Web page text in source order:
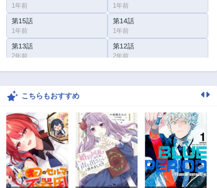
1年前 1年前
第15話
1年前
第14話
1年前
第13話
2年前
第12話
2年前
第11話 第10話
第9.5話
第8話
2年前
第7話
2年前
第6話
2年前
第5話
2年前
第4.5話
2年前
第4話
2年前
こちらもおすすめ